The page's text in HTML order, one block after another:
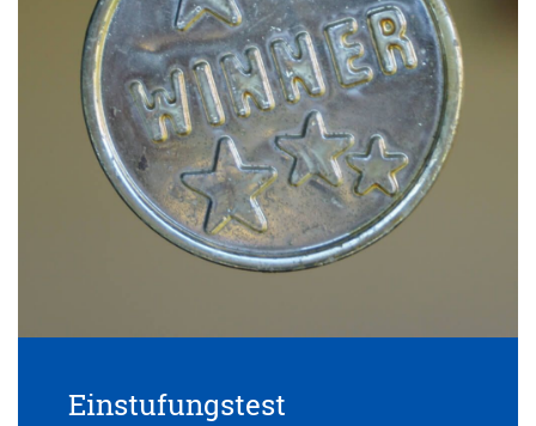
Einstufungstest